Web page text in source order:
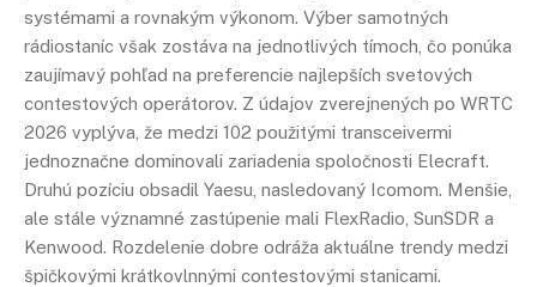
systémami a rovnakým výkonom. Výber samotných
rádiostaníc však zostáva na jednotlivých tímoch, čo ponúka
zaujímavý pohľad na preferencie najlepších svetových
contestových operátorov. Z údajov zverejnených po WRTC
2026 vyplýva, že medzi 102 použitými transceivermi
jednoznačne dominovali zariadenia spoločnosti Elecraft.
Druhú pozíciu obsadil Yaesu, nasledovaný Icomom. Menšie,
ale stále významné zastúpenie mali FlexRadio, SunSDR a
Kenwood. Rozdelenie dobre odráža aktuálne trendy medzi
špičkovými krátkovlnnými contestovými stanicami.